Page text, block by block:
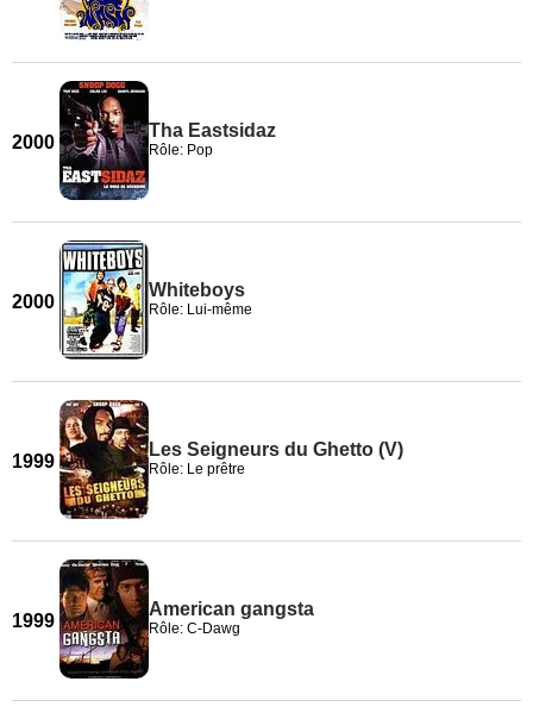
2000
Tha Eastsidaz
Rôle: Pop
2000
Whiteboys
Rôle: Lui-même
1999
Les Seigneurs du Ghetto (V)
Rôle: Le prêtre
1999
American gangsta
Rôle: C-Dawg